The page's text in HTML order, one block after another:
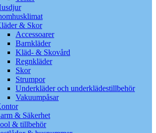
& Skor
Accessoarer
Barnkläder
Kläd- & Skovård
Regnkläder
Skor
Strumpor
Underkläder och underklädestillbehör
Vakuumpåsar
& Säkerhet
& tillbehör